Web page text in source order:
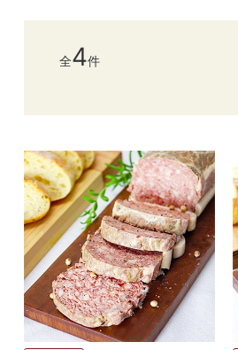
全4件